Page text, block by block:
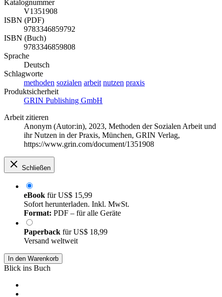
Katalognummer
V1351908
ISBN (PDF)
9783346859792
ISBN (Buch)
9783346859808
Sprache
Deutsch
Schlagworte
methoden sozialen arbeit nutzen praxis
Produktsicherheit
GRIN Publishing GmbH
Arbeit zitieren
Anonym (Autor:in), 2023, Methoden der Sozialen Arbeit und
ihr Nutzen in der Praxis, München, GRIN Verlag,
https://www.grin.com/document/1351908
Schließen
eBook fürUS$ 15,99
Sofort herunterladen. Inkl. MwSt.
Format: PDF – für alle Geräte
Paperback fürUS$ 18,99
Versand weltweit
In den Warenkorb
Blick ins Buch